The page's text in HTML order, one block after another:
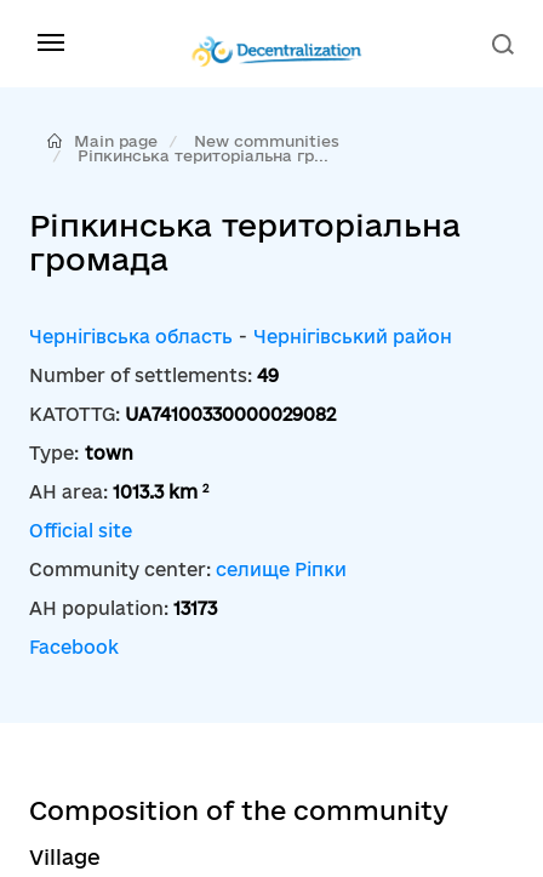
Main page
New communities
Ріпкинська територіальна гр...
Ріпкинська територіальна
громада
Чернігівська область - Чернігівський район
Number of settlements: 49
KATOTTG: UA74100330000029082
Type: town
AH area: 1013.3 km 2
Official site
Community center: селище Ріпки
AH population: 13173
Facebook
Composition of the community
Village